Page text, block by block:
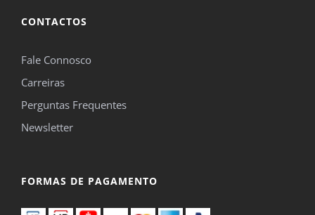
CONTACTOS
Fale Connosco
Carreiras
Perguntas Frequentes
Newsletter
FORMAS DE PAGAMENTO